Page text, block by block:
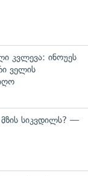
კვლევა: ინოუეს
ველის
სიკვდილს? —